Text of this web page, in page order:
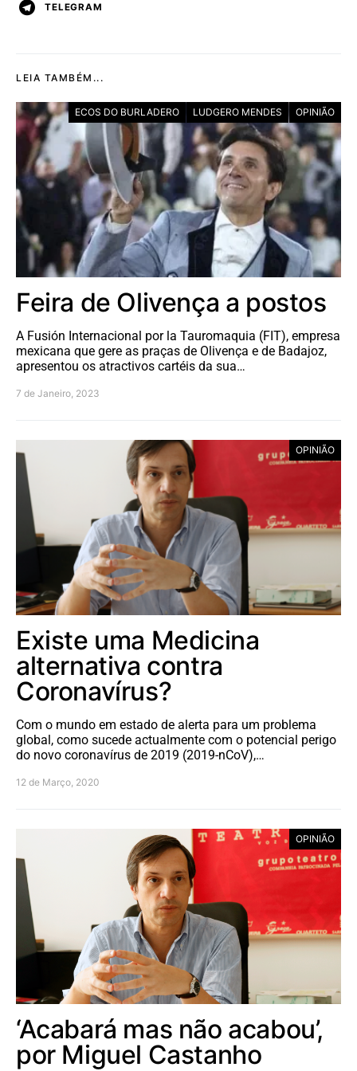
TELEGRAM
LEIA TAMBÉM...
ECOS DO BURLADERO LUDGERO MENDES OPINIÃO
Feira de Olivença a postos
A Fusión Internacional por la Tauromaquia (FIT), empresa
mexicana que gere as praças de Olivença e de Badajoz,
apresentou os atractivos cartéis da sua…
7 de Janeiro, 2023
OPINIÃO
Existe uma Medicina
alternativa contra
Coronavírus?
Com o mundo em estado de alerta para um problema
global, como sucede actualmente com o potencial perigo
do novo coronavírus de 2019 (2019-nCoV),…
12 de Março, 2020
OPINIÃO
‘Acabará mas não acabou’,
por Miguel Castanho